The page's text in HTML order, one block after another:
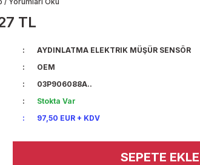
TL
AYDINLATMA ELEKTRIK MÜŞÜR SENSÖR
OEM
03P906088A..
Stokta Var
97,50 EUR + KDV
SEPETE EKLE